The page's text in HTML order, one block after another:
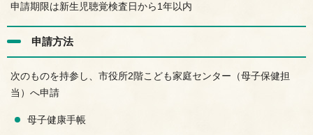
申請期限は新生児聴覚検査日から1年以内
申請方法
次のものを持参し、市役所2階こども家庭センター（母子保健担
当）へ申請
母子健康手帳